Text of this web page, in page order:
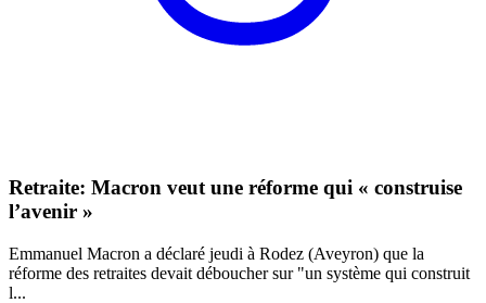
Retraite: Macron veut une réforme qui « construise
l’avenir »
Emmanuel Macron a déclaré jeudi à Rodez (Aveyron) que la
réforme des retraites devait déboucher sur "un système qui construit
l...